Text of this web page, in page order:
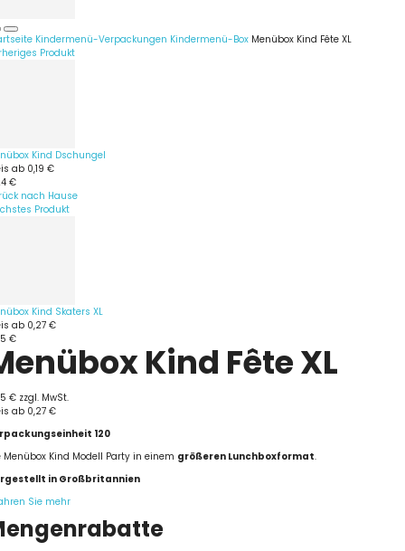
Kindermenü-Verpackungen Kindermenü-Box Menübox Kind Fête XL
Produkt
Kind Dschungel
ab 0,19 €
€
nach Hause
Produkt
Kind Skaters XL
ab 0,27 €
€
Kind Fête XL
€ zzgl. MwSt.
ab 0,27 €
120
Menübox Kind Modell Party in einem größeren Lunchboxformat.
in Großbritannien
Sie mehr